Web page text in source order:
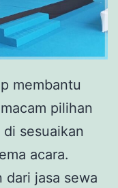
membantu
pilihan
sesuaikan
acara.
dari jasa sewa